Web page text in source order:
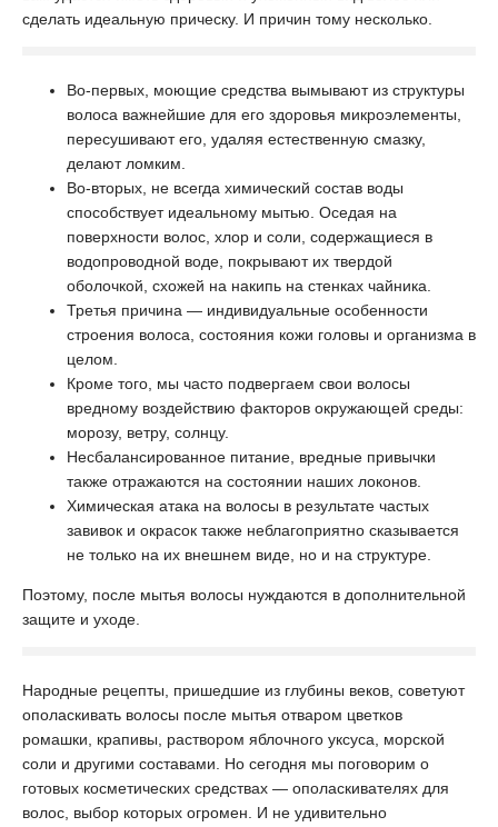
сделать идеальную прическу. И причин тому несколько.
Во-первых, моющие средства вымывают из структуры
волоса важнейшие для его здоровья микроэлементы,
пересушивают его, удаляя естественную смазку,
делают ломким.
Во-вторых, не всегда химический состав воды
способствует идеальному мытью. Оседая на
поверхности волос, хлор и соли, содержащиеся в
водопроводной воде, покрывают их твердой
оболочкой, схожей на накипь на стенках чайника.
Третья причина — индивидуальные особенности
строения волоса, состояния кожи головы и организма в
целом.
Кроме того, мы часто подвергаем свои волосы
вредному воздействию факторов окружающей среды:
морозу, ветру, солнцу.
Несбалансированное питание, вредные привычки
также отражаются на состоянии наших локонов.
Химическая атака на волосы в результате частых
завивок и окрасок также неблагоприятно сказывается
не только на их внешнем виде, но и на структуре.
Поэтому, после мытья волосы нуждаются в дополнительной
защите и уходе.
Народные рецепты, пришедшие из глубины веков, советуют
ополаскивать волосы после мытья отваром цветков
ромашки, крапивы, раствором яблочного уксуса, морской
соли и другими составами. Но сегодня мы поговорим о
готовых косметических средствах — ополаскивателях для
волос, выбор которых огромен. И не удивительно